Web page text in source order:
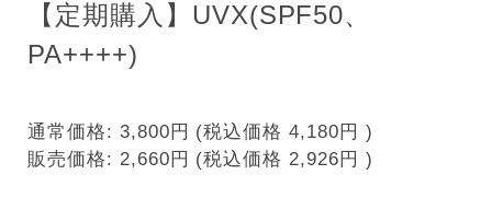
【定期購入】UVX(SPF50、
PA++++)
通常価格: 3,800円 (税込価格4,180円 )
販売価格: 2,660円 (税込価格2,926円 )